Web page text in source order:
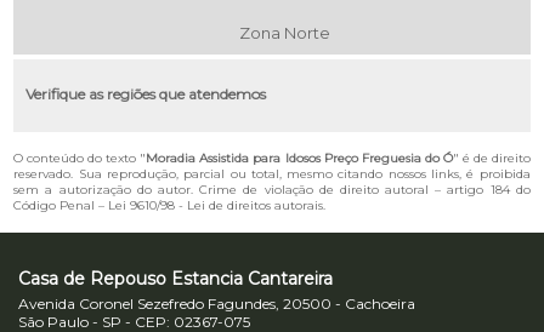
Zona Norte
Verifique as regiões que atendemos
O conteúdo do texto "Moradia Assistida para Idosos Preço Freguesia do Ó" é de direito
reservado. Sua reprodução, parcial ou total, mesmo citando nossos links, é proibida
sem a autorização do autor. Crime de violação de direito autoral – artigo 184 do
Código Penal – Lei 9610/98 - Lei de direitos autorais.
Casa de Repouso Estancia Cantareira
Avenida Coronel Sezefredo Fagundes, 20500 - Cachoeira
São Paulo - SP - CEP: 02367-075